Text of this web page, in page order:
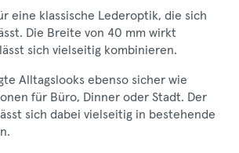
eine klassische Lederoptik, die sich
Die Breite von 40 mm wirkt
sich vielseitig kombinieren.
Alltagslooks ebenso sicher wie
für Büro, Dinner oder Stadt. Der
sich dabei vielseitig in bestehende